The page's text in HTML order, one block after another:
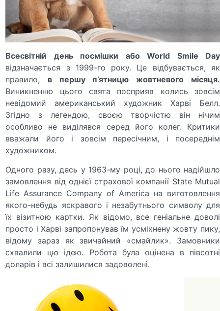
Всесвітній день посмішки або World Smile Day
відзначається з 1999-го року. Це відбувається, як
правило, в першу п’ятницю жовтневого місяця.
Виникненню цього свята посприяв колись зовсім
невідомий американський художник Харві Белл.
Згідно з легендою, своєю творчістю він нічим
особливо не виділявся серед його колег. Критики
вважали його і зовсім пересічним, і посереднім
художником.
Одного разу, десь у 1963-му році, до нього надійшло
замовлення від однієї страхової компанії State Mutual
Life Assurance Company of America на виготовлення
якого-небудь яскравого і незабутнього символу для
їх візитною картки. Як відомо, все геніальне доволі
просто і Харві запропонував їм усміхнену жовту пику,
відому зараз як звичайний «смайлик». Замовники
схвалили цю ідею. Робота була оцінена в півсотні
доларів і всі залишилися задоволені.